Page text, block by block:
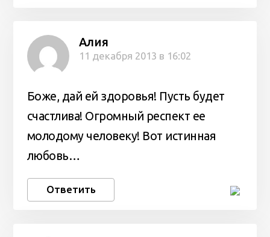
Алия
11 декабря 2013 в 16:02
Боже, дай ей здоровья! Пусть будет
счастлива! Огромный респект ее
молодому человеку! Вот истинная
любовь…
Ответить